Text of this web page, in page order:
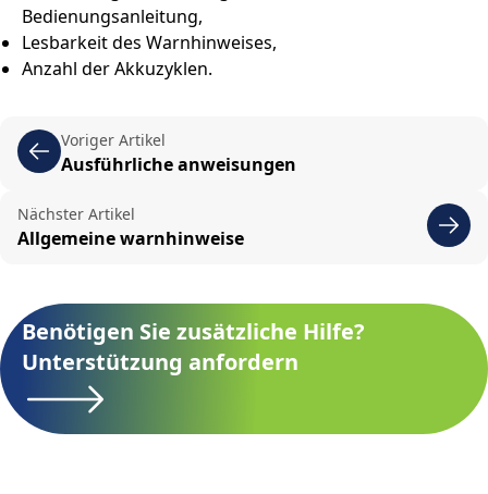
Bedienungsanleitung,
Lesbarkeit des Warnhinweises,
Anzahl der Akkuzyklen.
Voriger Artikel
Ausführliche anweisungen
Nächster Artikel
Allgemeine warnhinweise
Benötigen Sie zusätzliche Hilfe?
Unterstützung anfordern